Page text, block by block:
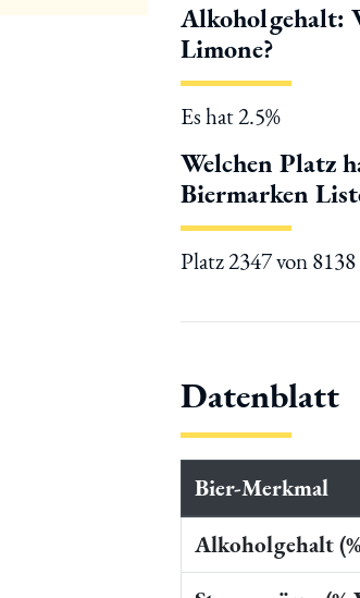
Alkoholgehalt:
Limone?
Es hat 2.5%
Welchen Platz
Biermarken
Platz 2347 von 8138
Datenblatt
Bier-Merkmal
Alkoholgehalt